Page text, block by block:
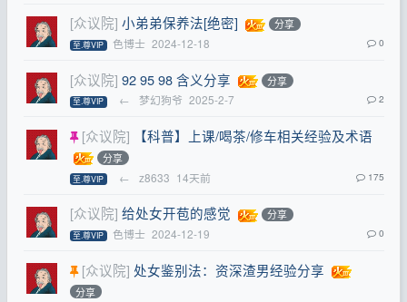
[众议院] 小弟弟保养法[绝密] 分享
至.尊VIP 色博士 2024-12-18 0
[众议院] 92 95 98 含义分享 分享
至.尊VIP ← 梦幻狗爷 2025-2-7 2
[众议院] 【科普】上课/喝茶/修车相关经验及术语
分享
至.尊VIP ← z8633 14天前 175
[众议院] 给处女开苞的感觉 分享
至.尊VIP 色博士 2024-12-19 0
[众议院] 处女鉴别法：资深渣男经验分享
分享